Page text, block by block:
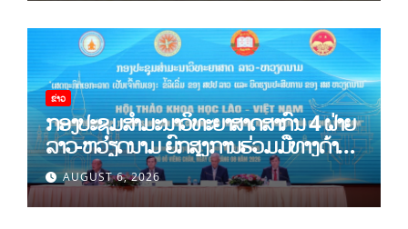
ຂ່າວ
ກອງປະຊຸມສໍາມະນາວິທະຍາສາດສາກົນ 4 ຝ່າຍ
ລາວ-ຫວຽດນາມ ຍົກສູງການຮ່ວມມືທາງດ້ານ
ທິດສະດີ ແລະ ພຶດຕິກໍາ ລາວ-ຫວຽດນາມ ແນໃສ່
ສ້າງເສດຖະກິດເອກະລາດເປັນເຈົ້າຕົນເອງຢ່າງ
ເຂັ້ມແຂງ
AUGUST 6, 2026